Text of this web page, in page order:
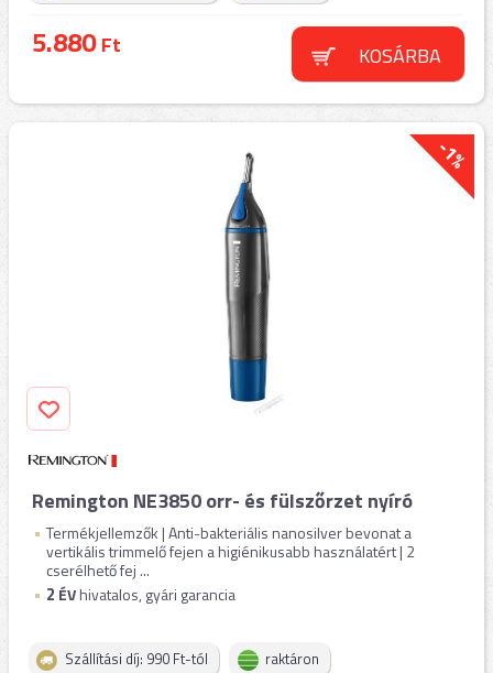
5.880Ft KOSÁRBA
-1%
Remington NE3850 orr- és fülszőrzet nyíró
Termékjellemzők | Anti-bakteriális nanosilver bevonat a
vertikális trimmelő fejen a higiénikusabb használatért | 2
cserélhető fej ...
2 ÉVhivatalos, gyári garancia
Szállítási díj: 990 Ft-tól raktáron